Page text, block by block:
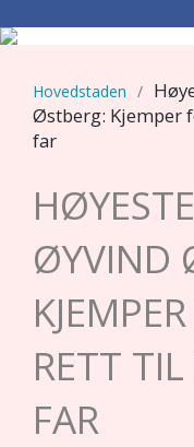
Hovedstaden /
Østberg: Kjemper
far
ØYVIND
RETT
FAR